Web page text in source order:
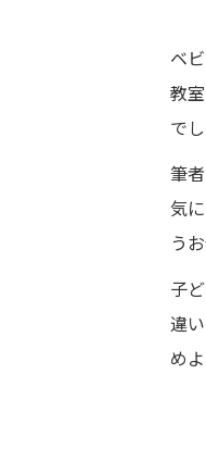
ベ
教
で
筆
気
う
子
違
め